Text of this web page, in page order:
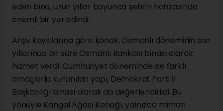
eden bina, uzun yıllar boyunca şehrin hafızasında
önemli bir yer edindi.
Arşiv kayıtlarına göre konak, Osmanlı döneminin son
yıllarında bir süre Osmanlı Bankası binası olarak
hizmet verdi. Cumhuriyet döneminde ise farklı
amaçlarla kullanılan yapı, Demokrat Parti İl
Başkanlığı binası olarak da değerlendirildi. Bu
yönüyle Kangal Ağası Konağı, yalnızca mimari